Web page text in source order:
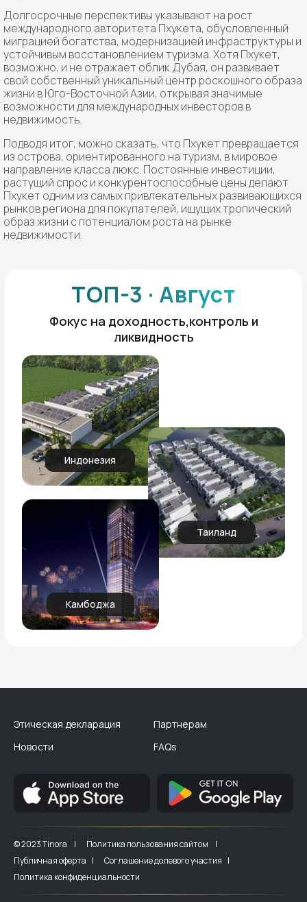
ТОП-3 · Август
Фокус на доходность,контроль и
ликвидность
Индонезия
Таиланд
Камбоджа
Долгосрочные перспективы указывают на рост
международного авторитета Пхукета, обусловленный
миграцией богатства, модернизацией инфраструктуры и
устойчивым восстановлением туризма. Хотя Пхукет,
возможно, и не отражает облик Дубая, он развивает
свой собственный уникальный центр роскошного образа
жизни в Юго-Восточной Азии, открывая значимые
возможности для международных инвесторов в
недвижимость.
Подводя итог, можно сказать, что Пхукет превращается
из острова, ориентированного на туризм, в мировое
направление класса люкс. Постоянные инвестиции,
растущий спрос и конкурентоспособные цены делают
Пхукет одним из самых привлекательных развивающихся
рынков региона для покупателей, ищущих тропический
образ жизни с потенциалом роста на рынке
недвижимости.
Этическая декларация
Новости
Партнерам
FAQs
© 2023 Tinora |
Политика пользования сайтом |
Публичная оферта |
Соглашение долевого участия |
Политика конфиденциальности